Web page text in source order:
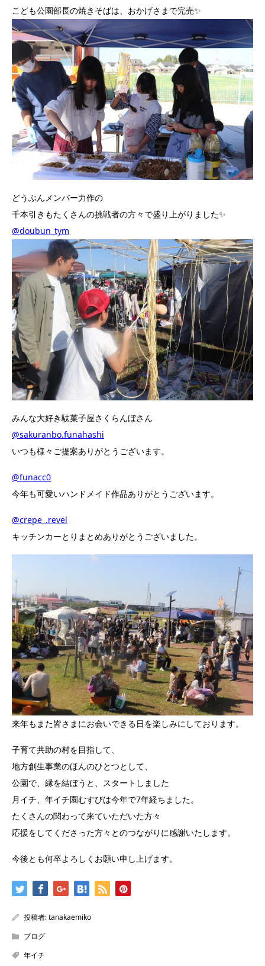
こども公園部長の焼きそばは、おかげさまで完売✨
どうぶんメンバー力作の
千本引きもたくさんの挑戦者の方々で盛り上がりました✨
@doubun_tym
みんな大好き駄菓子屋さくらんぼさん
@sakuranbo.funahashi
いつも様々ご提案ありがとうございます。
@funacc0
今年も可愛いハンドメイド作品ありがとうございます。
@crepe_.revel
キッチンカーとりまとめありがとうございました。
来年もまた皆さまにお会いできる日を楽しみにしております。
子育て共助の村を目指して、
地方創生事業のほんのひとつとして、
公園で、縁を結ぼうと、スタートしました
月イチ、年イチ園むすびは今年で7年経ちました。
たくさんの関わって来ていただいた方々
応援をしてくださった方々とのつながりに感謝いたします。
今後とも何卒よろしくお願い申し上げます。
投稿者:tanakaemiko
ブログ
年イチ